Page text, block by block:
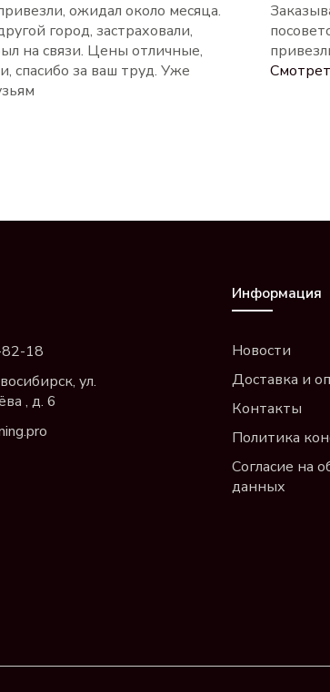
ожидал около месяца.
город, застраховали,
на связи. Цены отличные,
спасибо за ваш труд. Уже
18
ул.
, д. 6
Информация
Новости
Доставка и
Контакты
Политика
Согласие на
данных